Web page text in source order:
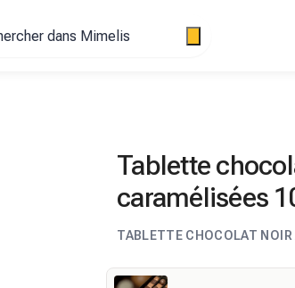
dans Mimelis
Tablette
caramélisées
TABLETTE CHOCOLAT